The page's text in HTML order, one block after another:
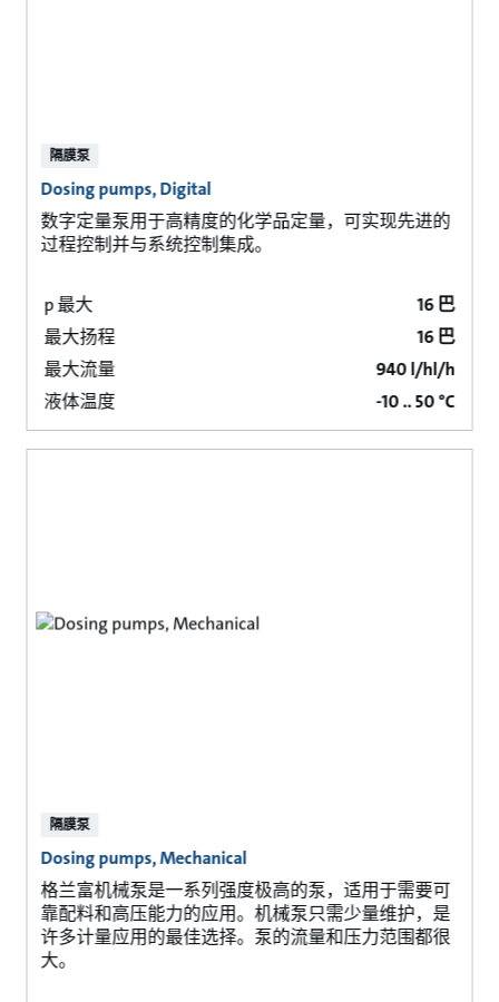
隔膜泵
Dosing pumps, Digital
数字定量泵用于高精度的化学品定量，可实现先进的
过程控制并与系统控制集成。
p 最大
16 巴
最大扬程
16 巴
最大流量
940 l/hl/h
液体温度
-10 .. 50 °C
隔膜泵
Dosing pumps, Mechanical
格兰富机械泵是一系列强度极高的泵，适用于需要可
靠配料和高压能力的应用。机械泵只需少量维护，是
许多计量应用的最佳选择。泵的流量和压力范围都很
大。